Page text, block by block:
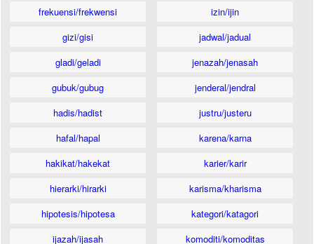
frekuensi/frekwensi
gizi/gisi
gladi/geladi
gubuk/gubug
hadis/hadist
hafal/hapal
hakikat/hakekat
hierarki/hirarki
hipotesis/hipotesa
ijazah/ijasah
izin/ijin
jadwal/jadual
jenazah/jenasah
jenderal/jendral
justru/justeru
karena/karna
karier/karir
karisma/kharisma
kategori/katagori
komoditi/komoditas